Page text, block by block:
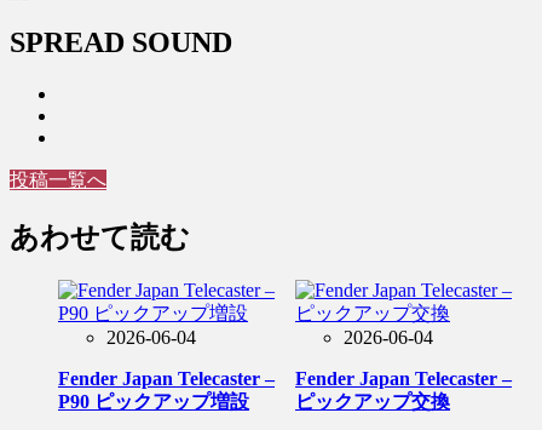
SPREAD SOUND
投稿一覧へ
あわせて読む
2026-06-04
Fender Japan Telecaster –
P90 ピックアップ増設
2026-06-04
Fender Japan Telecaster –
ピックアップ交換